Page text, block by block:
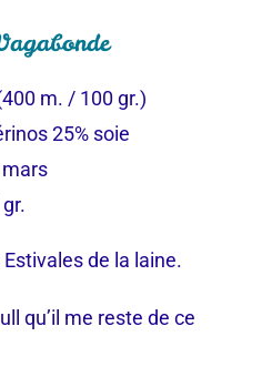
m. / 100 gr.)
25% soie
mars
de la laine.
qu’il me reste de ce